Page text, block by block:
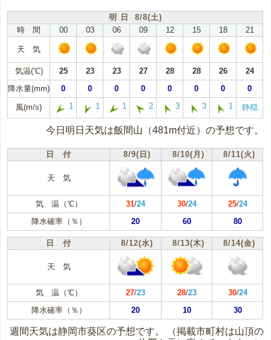
明 日 8/8(土)
時 間
00 03 06 09 12 15 18 21
天 気
気温(℃) 25 23 23 27 28 28 26
24
降水量(mm)
0 0 0 0 0 0 0 0
風(m/s) 1 1 1 2 3 3 1 静穏
今日明日天気は飯間山（481m付近）の予想です。
日 付 8/9(日) 8/10(月) 8/11(火)
天 気
気 温（℃） 31/24 30/24 25/24
降水確率（％）
20 60 80
日 付 8/12(水) 8/13(木) 8/14(金)
天 気
気 温（℃） 27/23 28/23 30/24
降水確率（％）
20 10 30
週間天気は静岡市葵区の予想です。
（掲載市町村は山頂の